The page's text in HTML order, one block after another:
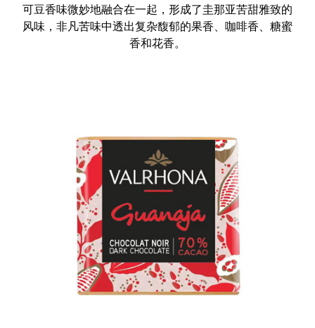
可豆香味微妙地融合在一起，形成了圭那亚苦甜雅致的
风味，非凡苦味中透出复杂馥郁的果香、咖啡香、糖蜜
香和花香。